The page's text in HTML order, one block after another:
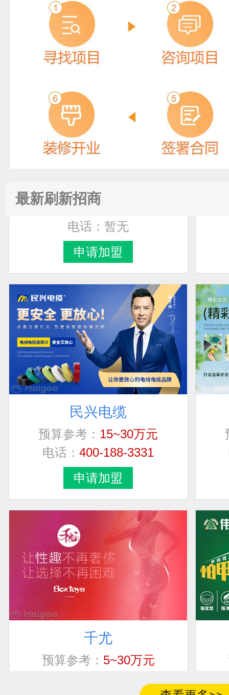
最新刷新招商
预算参考：
电话：
暂无
申请加盟
民兴电缆
预算参考：
15~30万元
电话：
400-188-3331
申请加盟
千尤
预算参考：
5~30万元
电话：
青海省黄南藏族自